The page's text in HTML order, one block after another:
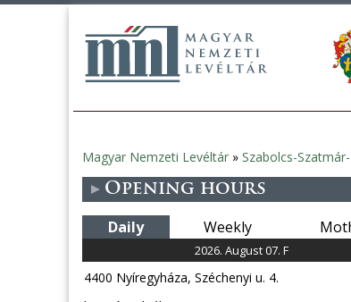
You
are
here
Magyar Nemzeti Levéltár » Szabolcs-
Opening hours
Daily Weekly
2026. August 07. F
4400 Nyíregyháza, Széchenyi u. 4.